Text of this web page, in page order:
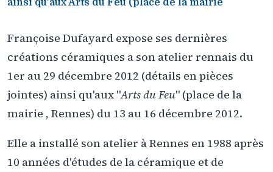
ainsi qu'aux Arts du Feu (place de la mairie
Françoise Dufayard expose ses dernières
créations céramiques a son atelier rennais du
1er au 29 décembre 2012 (détails en pièces
jointes) ainsi qu'aux "Arts du Feu" (place de la
mairie , Rennes) du 13 au 16 décembre 2012.
Elle a installé son atelier à Rennes en 1988 après
10 années d'études de la céramique et de